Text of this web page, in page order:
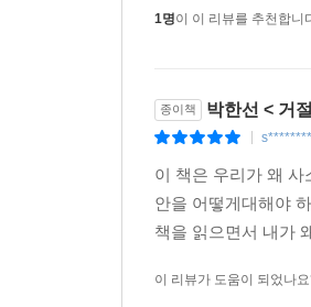
믿음은 동시에 언제든
왕자의 자리를 거절한
가장 큰 상처를 주지만,
아니라 인간 존재의 한
1명이 이 리뷰를 추천합니
종이책 박한선 < 거
이 책은 우리가 왜
안을 어떻게대해야
책을 읽으면서 내가
이 리뷰가 도움이 되었나